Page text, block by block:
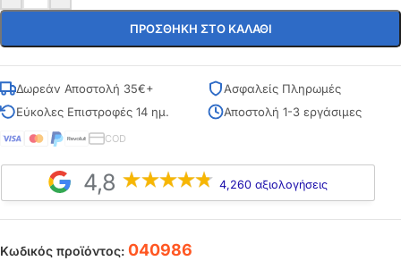
ΠΡΟΣΘΉΚΗ ΣΤΟ ΚΑΛΆΘΙ
Δωρεάν Αποστολή 35€+
Ασφαλείς Πληρωμές
Εύκολες Επιστροφές 14 ημ.
Αποστολή 1-3 εργάσιμες
COD
4,8 4,260 αξιολογήσεις
Κωδικός προϊόντος: 040986